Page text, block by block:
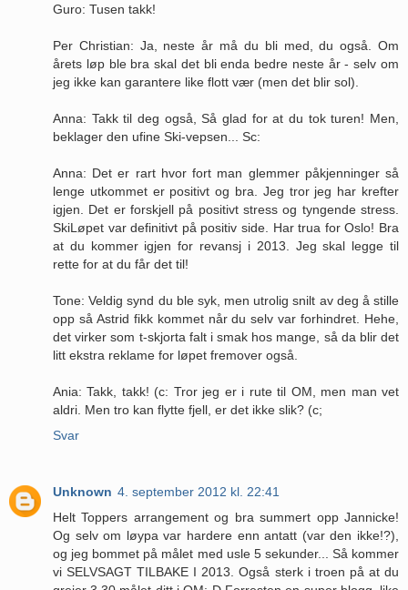
Guro: Tusen takk!
Per Christian: Ja, neste år må du bli med, du også. Om
årets løp ble bra skal det bli enda bedre neste år - selv om
jeg ikke kan garantere like flott vær (men det blir sol).
Anna: Takk til deg også, Så glad for at du tok turen! Men,
beklager den ufine Ski-vepsen... Sc:
Anna: Det er rart hvor fort man glemmer påkjenninger så
lenge utkommet er positivt og bra. Jeg tror jeg har krefter
igjen. Det er forskjell på positivt stress og tyngende stress.
SkiLøpet var definitivt på positiv side. Har trua for Oslo! Bra
at du kommer igjen for revansj i 2013. Jeg skal legge til
rette for at du får det til!
Tone: Veldig synd du ble syk, men utrolig snilt av deg å stille
opp så Astrid fikk kommet når du selv var forhindret. Hehe,
det virker som t-skjorta falt i smak hos mange, så da blir det
litt ekstra reklame for løpet fremover også.
Ania: Takk, takk! (c: Tror jeg er i rute til OM, men man vet
aldri. Men tro kan flytte fjell, er det ikke slik? (c;
Svar
Unknown 4. september 2012 kl. 22:41
Helt Toppers arrangement og bra summert opp Jannicke!
Og selv om løypa var hardere enn antatt (var den ikke!?),
og jeg bommet på målet med usle 5 sekunder... Så kommer
vi SELVSAGT TILBAKE I 2013. Også sterk i troen på at du